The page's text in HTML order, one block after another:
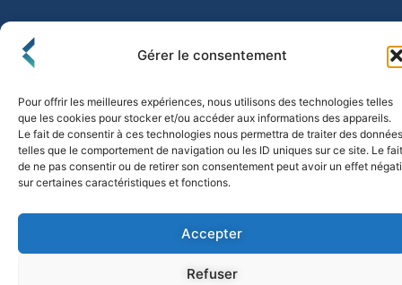
Gérer le consentement
Pour offrir les meilleures expériences, nous utilisons des technologies telles
que les cookies pour stocker et/ou accéder aux informations des appareils.
Le fait de consentir à ces technologies nous permettra de traiter des données
telles que le comportement de navigation ou les ID uniques sur ce site. Le fait
de ne pas consentir ou de retirer son consentement peut avoir un effet
sur certaines caractéristiques et fonctions.
Accepter
Refuser
Politique de Confidentialité et de CookiesExpédition et Livraison
© 2026 FLO & CO. All Rights Reserved